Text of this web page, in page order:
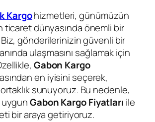
Kargohizmetleri, günümüzün
ticaret dünyasında önemli bir
gönderilerinizin güvenli bir
ulaşmasını sağlamak için
Gabon Kargo
en iyisini seçerek,
sunuyoruz. Bu nedenle,
Gabon Kargo Fiyatları ile
bir araya getiriyoruz.